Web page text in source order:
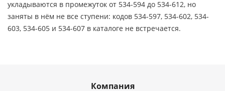
укладываются в промежуток от 534-594 до 534-612, но
заняты в нём не все ступени: кодов 534-597, 534-602, 534-
603, 534-605 и 534-607 в каталоге не встречается.
Компания